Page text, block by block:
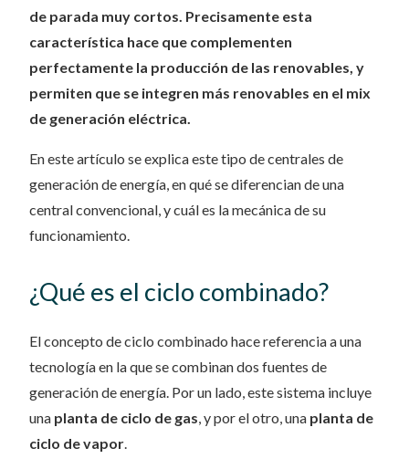
de parada muy cortos. Precisamente esta
característica hace que complementen
perfectamente la producción de las renovables, y
permiten que se integren más renovables en el mix
de generación eléctrica.
En este artículo se explica este tipo de centrales de
generación de energía, en qué se diferencian de una
central convencional, y cuál es la mecánica de su
funcionamiento.
¿Qué es el ciclo combinado?
El concepto de ciclo combinado hace referencia a una
tecnología en la que se combinan dos fuentes de
generación de energía. Por un lado, este sistema incluye
una planta de ciclo de gas, y por el otro, una planta de
ciclo de vapor.